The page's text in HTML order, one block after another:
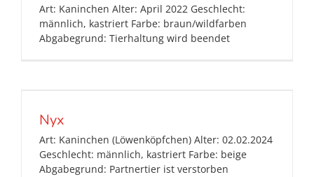
Art: Kaninchen Alter: April 2022 Geschlecht:
männlich, kastriert Farbe: braun/wildfarben
Abgabegrund: Tierhaltung wird beendet
Nyx
Art: Kaninchen (Löwenköpfchen) Alter: 02.02.2024
Geschlecht: männlich, kastriert Farbe: beige
Abgabegrund: Partnertier ist verstorben